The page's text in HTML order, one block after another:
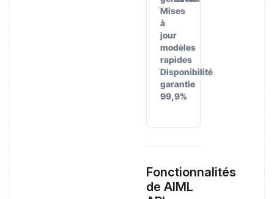
Mises
à
jour
modèles
rapides
Disponibilité
garantie
99,9%
Fonctionnalités
de AIML